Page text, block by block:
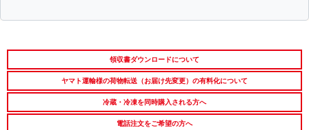
領収書ダウンロードについて
ヤマト運輸様の荷物転送（お届け先変更）の有料化について
冷蔵・冷凍を同時購入される方へ
電話注文をご希望の方へ